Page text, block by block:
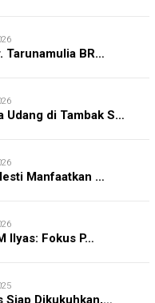
Tarunamulia BR…
Udang di Tambak S…
Manfaatkan …
Ilyas: Fokus P…
Siap Dikukuhkan,…